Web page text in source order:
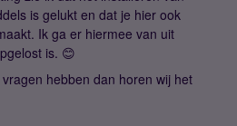
is gelukt en dat je hier ook
Ik ga er hiermee van uit
is. 😊
hebben dan horen wij het